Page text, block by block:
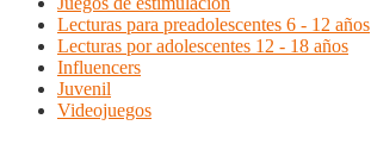
Lecturas para preadolescentes 6 - 12 años
Lecturas por adolescentes 12 - 18 años
Influencers
Juvenil
Videojuegos